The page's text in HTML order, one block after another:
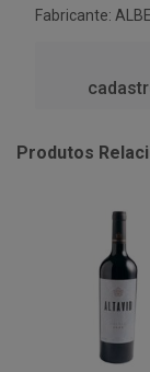
Fabricante:
Produtos